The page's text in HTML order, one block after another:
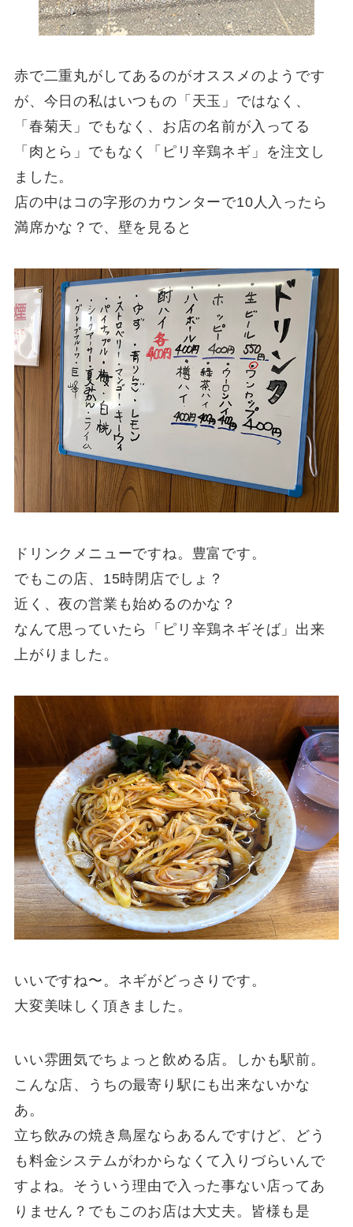
赤で二重丸がしてあるのがオススメのようです
が、今日の私はいつもの「天玉」ではなく、
「春菊天」でもなく、お店の名前が入ってる
「肉とら」でもなく「ピリ辛鶏ネギ」を注文し
ました。
店の中はコの字形のカウンターで10人入ったら
満席かな？で、壁を見ると
ドリンクメニューですね。豊富です。
でもこの店、15時閉店でしょ？
近く、夜の営業も始めるのかな？
なんて思っていたら「ピリ辛鶏ネギそば」出来
上がりました。
いいですね〜。ネギがどっさりです。
大変美味しく頂きました。
いい雰囲気でちょっと飲める店。しかも駅前。
こんな店、うちの最寄り駅にも出来ないかな
あ。
立ち飲みの焼き鳥屋ならあるんですけど、どう
も料金システムがわからなくて入りづらいんで
すよね。そういう理由で入った事ない店ってあ
りません？でもこのお店は大丈夫。皆様も是